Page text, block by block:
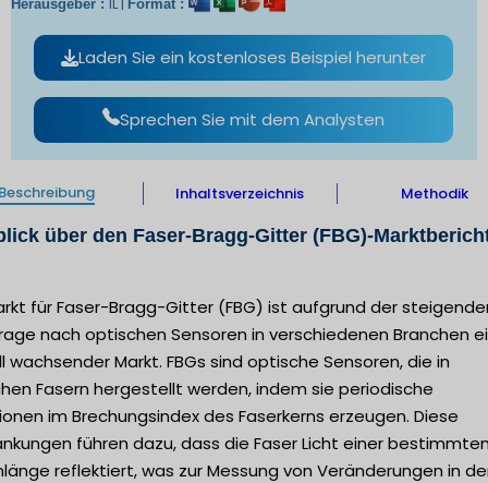
Herausgeber : Format :
Laden Sie ein kostenloses Beispiel herunter
Sprechen Sie mit dem Analysten
Inhaltsverzeichnis Methodik
über den Faser-Bragg-Gitter (FBG)-
für Faser-Bragg-Gitter (FBG) ist aufgrund der
nach optischen Sensoren in verschiedenen Branchen
wachsender Markt. FBGs sind optische Sensoren, die in
Fasern hergestellt werden, indem sie periodische
im Brechungsindex des Faserkerns erzeugen. Diese
führen dazu, dass die Faser Licht einer
reflektiert, was zur Messung von Veränderungen in